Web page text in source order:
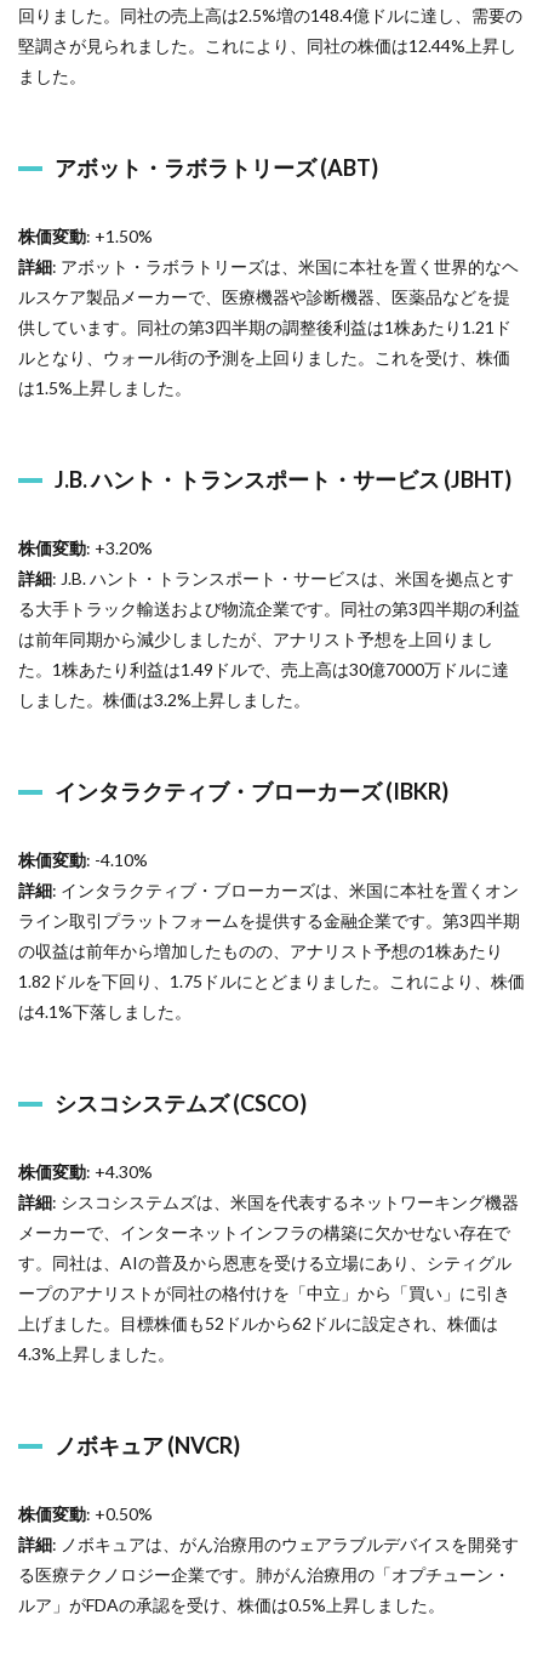
回りました。同社の売上高は2.5%増の148.4億ドルに達し、需要の
堅調さが見られました。これにより、同社の株価は12.44%上昇し
ました。
アボット・ラボラトリーズ (ABT)
株価変動: +1.50%
詳細: アボット・ラボラトリーズは、米国に本社を置く世界的なヘ
ルスケア製品メーカーで、医療機器や診断機器、医薬品などを提
供しています。同社の第3四半期の調整後利益は1株あたり1.21ド
ルとなり、ウォール街の予測を上回りました。これを受け、株価
は1.5%上昇しました。
J.B. ハント・トランスポート・サービス (JBHT)
株価変動: +3.20%
詳細: J.B. ハント・トランスポート・サービスは、米国を拠点とす
る大手トラック輸送および物流企業です。同社の第3四半期の利益
は前年同期から減少しましたが、アナリスト予想を上回りまし
た。1株あたり利益は1.49ドルで、売上高は30億7000万ドルに達
しました。株価は3.2%上昇しました。
インタラクティブ・ブローカーズ (IBKR)
株価変動: -4.10%
詳細: インタラクティブ・ブローカーズは、米国に本社を置くオン
ライン取引プラットフォームを提供する金融企業です。第3四半期
の収益は前年から増加したものの、アナリスト予想の1株あたり
1.82ドルを下回り、1.75ドルにとどまりました。これにより、株価
は4.1%下落しました。
シスコシステムズ (CSCO)
株価変動: +4.30%
詳細: シスコシステムズは、米国を代表するネットワーキング機器
メーカーで、インターネットインフラの構築に欠かせない存在で
す。同社は、AIの普及から恩恵を受ける立場にあり、シティグル
ープのアナリストが同社の格付けを「中立」から「買い」に引き
上げました。目標株価も52ドルから62ドルに設定され、株価は
4.3%上昇しました。
ノボキュア (NVCR)
株価変動: +0.50%
詳細: ノボキュアは、がん治療用のウェアラブルデバイスを開発す
る医療テクノロジー企業です。肺がん治療用の「オプチューン・
ルア」がFDAの承認を受け、株価は0.5%上昇しました。